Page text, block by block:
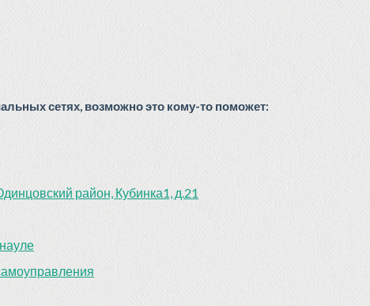
сетях, возможно это кому-то поможет:
район, Кубинка1, д.21